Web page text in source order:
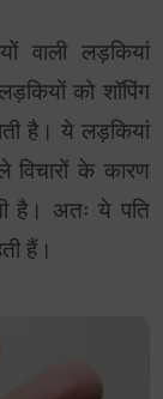
वाली लड़कियां
को शॉपिंग
है। ये लड़कियां
विचारों के कारण
है। अतः ये पति
हैं।